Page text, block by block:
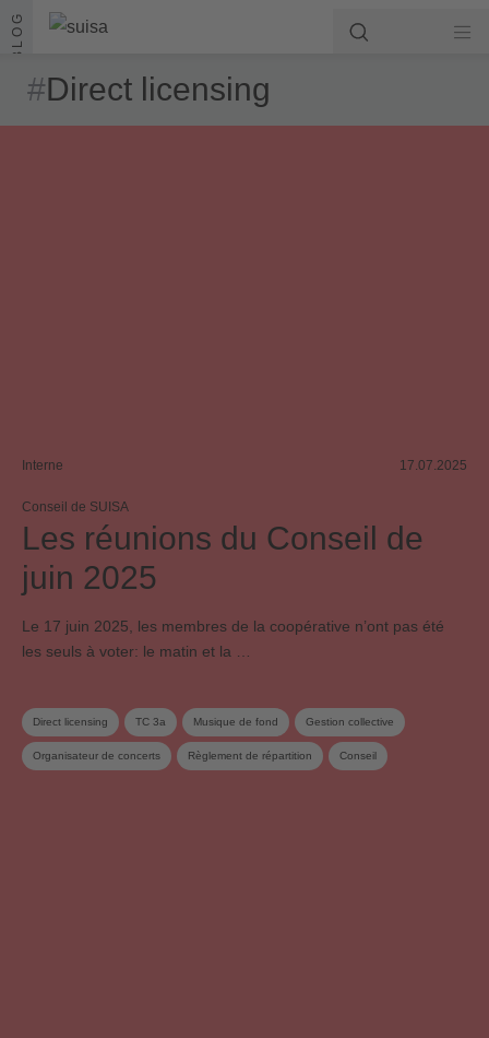
Aller au contenu
BLOG
#Direct licensing
Interne 17.07.2025
Conseil de SUISA
Les réunions du Conseil de
juin 2025
Le 17 juin 2025, les membres de la coopérative n’ont pas été
les seuls à voter: le matin et la …
Direct licensing TC 3a Musique de fond Gestion collective
Organisateur de concerts Règlement de répartition Conseil